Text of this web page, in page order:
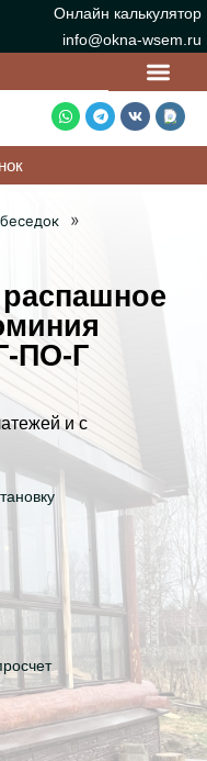
Онлайн калькулятор
info@okna-wsem.ru
»
ПО-Г
и с